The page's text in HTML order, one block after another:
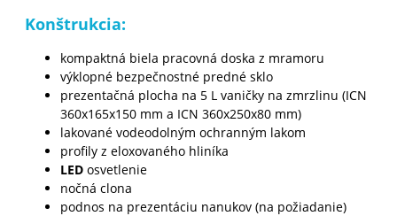
Konštrukcia:
kompaktná biela pracovná doska z mramoru
výklopné bezpečnostné predné sklo
prezentačná plocha na 5 L vaničky na zmrzlinu (ICN
360x165x150 mm a ICN 360x250x80 mm)
lakované vodeodolným ochranným lakom
profily z eloxovaného hliníka
LED osvetlenie
nočná clona
podnos na prezentáciu nanukov (na požiadanie)